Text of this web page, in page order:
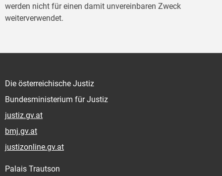
werden nicht für einen damit unvereinbaren Zweck
weiterverwendet.
Die österreichische Justiz
Bundesministerium für Justiz
justiz.gv.at
bmj.gv.at
justizonline.gv.at
Palais Trautson